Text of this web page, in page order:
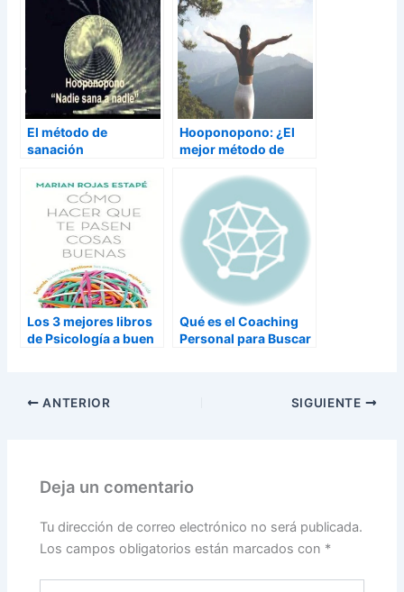
El método de
sanación
Hooponopono: ¿El
mejor método de
Los 3 mejores libros
de Psicología a buen
Qué es el Coaching
Personal para Buscar
ANTERIOR SIGUIENTE
Deja un comentario
Tu dirección de correo electrónico no será publicada.
Los campos obligatorios están marcados con *